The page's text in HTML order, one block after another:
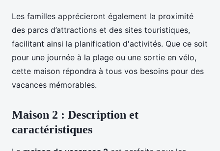
Les familles apprécieront également la proximité
des parcs d’attractions et des sites touristiques,
facilitant ainsi la planification d'activités. Que ce soit
pour une journée à la plage ou une sortie en vélo,
cette maison répondra à tous vos besoins pour des
vacances mémorables.
Maison 2 : Description et
caractéristiques